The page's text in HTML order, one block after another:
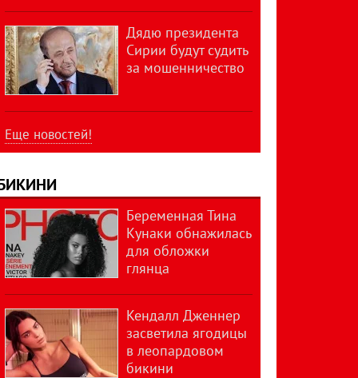
Дядю президента
Сирии будут судить
за мошенничество
Еще новостей!
Беременная Тина
Кунаки обнажилась
для обложки
глянца
Кендалл Дженнер
засветила ягодицы
в леопардовом
бикини